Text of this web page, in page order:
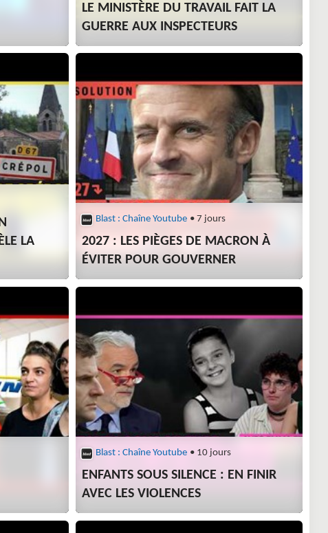
LE MINISTÈRE DU TRAVAIL FAIT LA
GUERRE AUX INSPECTEURS
LA
Blast : Chaîne Youtube • 7 jours
2027 : LES PIÈGES DE MACRON À
ÉVITER POUR GOUVERNER
Blast : Chaîne Youtube • 10 jours
ENFANTS SOUS SILENCE : EN FINIR
AVEC LES VIOLENCES